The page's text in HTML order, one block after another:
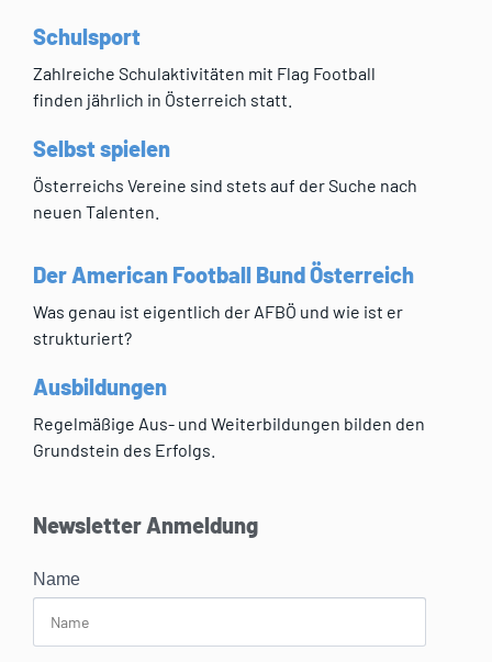
Schulsport
Zahlreiche Schulaktivitäten mit Flag Football
finden jährlich in Österreich statt.
Selbst spielen
Österreichs Vereine sind stets auf der Suche nach
neuen Talenten.
Der American Football Bund Österreich
Was genau ist eigentlich der AFBÖ und wie ist er
strukturiert?
Ausbildungen
Regelmäßige Aus- und Weiterbildungen bilden den
Grundstein des Erfolgs.
Newsletter Anmeldung
Name